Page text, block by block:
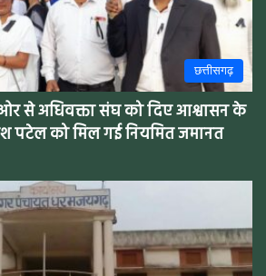
छत्तीसगढ़
से अधिवक्ता संघ को दिए आश्वासन के
पटेल को मिल गई नियमित जमानत